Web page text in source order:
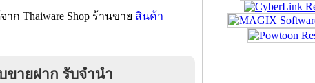
ก Thaiware Shop ร้านขาย สินค้า
ขายฝาก รับจำนำ